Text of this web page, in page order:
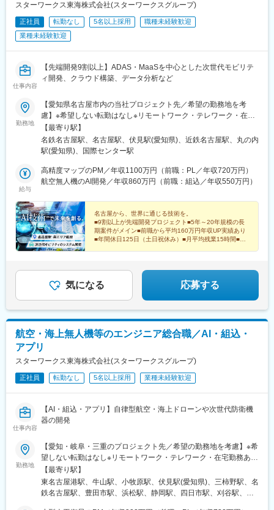
スターワークス東海株式会社(スターワークスグループ)
正社員 転勤なし 5名以上採用
職種未経験歓迎
業種未経験歓迎
仕事内容
【先端開発9割以上】ADAS・MaaSを中心とした次世代モビリテ
ィ開発、クラウド構築、データ分析など
勤務地
【愛知県名古屋市内の当社プロジェクト先／希望の勤務地を考
慮】※希望しない転勤はなし※リモートワーク・テレワーク・在宅
勤務あり（派遣先による）※自動車通勤あり（派遣先による）■愛
知県中村区／中区／港区 など＜勤務地例＞■トヨタ自動車株式会
社：愛知県名古屋市中村区名駅4-7-1■株式会社トヨタシステム
コネクティッド株式会社：愛知県名古屋市中区錦一丁目11番11号
名古屋インターシティ14階■株式会社NTTデータ東海：愛知県名古
【最寄り駅】
名鉄名古屋駅、名古屋駅、伏見駅(愛知県)、近鉄名古屋駅、丸の内
駅(愛知県)、国際センター駅
給与
高精度マップのPM／年収1100万円（前職：PL／年収720万円）
航空無人機のAI開発／年収860万円（前職：組込／年収550万円）
名古屋から、世界に通じる技術を。
■9割以上が先端開発プロジェクト■5年～20年規模の長
期案件がメイン■前職から平均160万円年収UP実績あり
■年間休日125日（土日祝休み）■月平均残業15時間■住
気になる 応募する
航空・海上無人機等のエンジニア総合職／AI・組込・
アプリ
スターワークス東海株式会社(スターワークスグループ)
正社員 転勤なし 5名以上採用 業種未経験歓迎
仕事内容
【AI・組込・アプリ】自律型航空・海上ドローンや次世代防衛機
器の開発
勤務地
【愛知・岐阜・三重のプロジェクト先／希望の勤務地を考慮】※希
望しない転勤はなし※リモートワーク・テレワーク・在宅勤務あり
（派遣先による）※自動車通勤あり（派遣先による）＜勤務地例＞
■三菱重工業株式会社・大江工場：愛知県名古屋市港区大江町10
番地・小牧南工場：愛知県西春日井郡豊山町大字豊場1番地・小牧
【最寄り駅】
東名古屋港駅、牛山駅、小牧原駅、伏見駅(愛知県)、三柿野駅、名
鉄名古屋駅、豊田市駅、浜松駅、静岡駅、四日市駅、刈谷駅、栄